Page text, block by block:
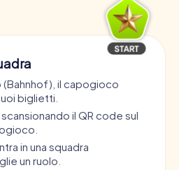
(Bahnhof), il capogioco
biglietti.
il QR code sul
in una squadra
un ruolo.